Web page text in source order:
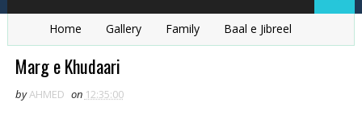
Home Gallery Family
Baal e Jibreel
Zarb e Kaleem
Marg e Khudaari
byAHMED on 12:35:00